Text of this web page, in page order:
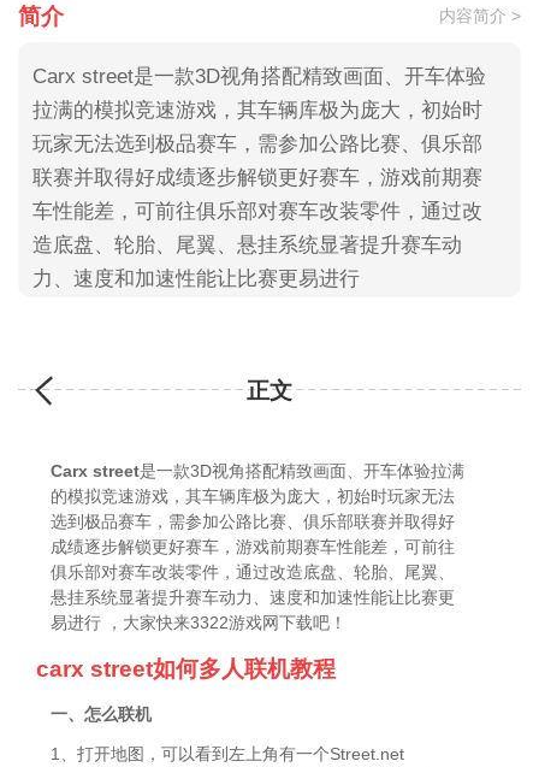
简介 内容简介 >
Carx street是一款3D视角搭配精致画面、开车体验
拉满的模拟竞速游戏，其车辆库极为庞大，初始时
玩家无法选到极品赛车，需参加公路比赛、俱乐部
联赛并取得好成绩逐步解锁更好赛车，游戏前期赛
车性能差，可前往俱乐部对赛车改装零件，通过改
造底盘、轮胎、尾翼、悬挂系统显著提升赛车动
力、速度和加速性能让比赛更易进行
正文
Carx street是一款3D视角搭配精致画面、开车体验拉满
的模拟竞速游戏，其车辆库极为庞大，初始时玩家无法
选到极品赛车，需参加公路比赛、俱乐部联赛并取得好
成绩逐步解锁更好赛车，游戏前期赛车性能差，可前往
俱乐部对赛车改装零件，通过改造底盘、轮胎、尾翼、
悬挂系统显著提升赛车动力、速度和加速性能让比赛更
易进行 ，大家快来3322游戏网下载吧！
carx street如何多人联机教程
一、怎么联机
1、打开地图，可以看到左上角有一个Street.net